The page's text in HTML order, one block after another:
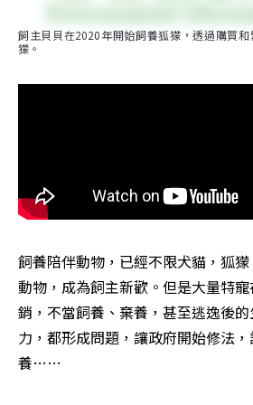
飼主貝貝在2020年開始飼養狐獴，透過購買
獴。
飼養陪伴動物，已經不限犬貓，狐
動物，成為飼主新歡。但是大量特
銷，不當飼養、棄養，甚至逃逸後
力，都形成問題，讓政府開始修法
養……